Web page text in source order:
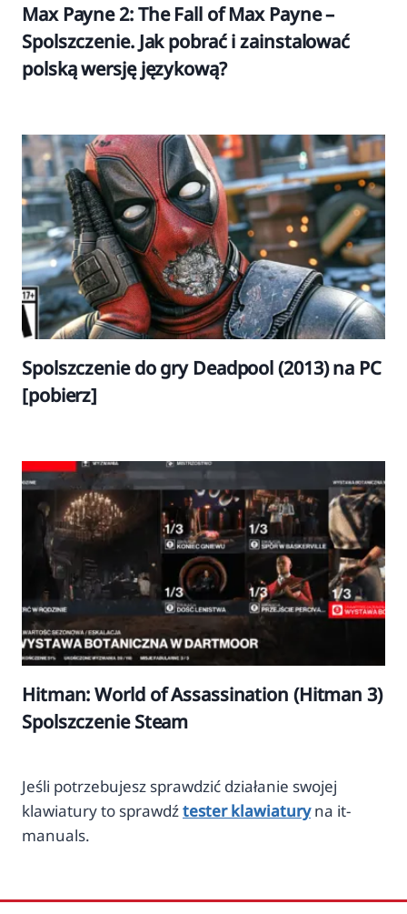
Max Payne 2: The Fall of Max Payne –
Spolszczenie. Jak pobrać i zainstalować
polską wersję językową?
Spolszczenie do gry Deadpool (2013) na PC
[pobierz]
Hitman: World of Assassination (Hitman 3)
Spolszczenie Steam
Jeśli potrzebujesz sprawdzić działanie swojej
klawiatury to sprawdźtester klawiaturyna it-
manuals.